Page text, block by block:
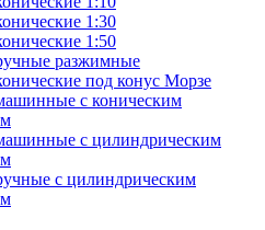
1:30
1:50
разжимные
под конус Морзе
с коническим
с цилиндрическим
с цилиндрическим